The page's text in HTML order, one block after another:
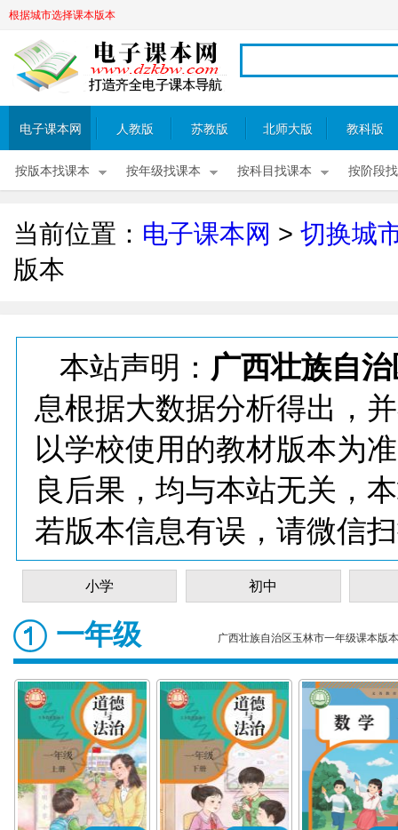
根据城市选择课本版本
电子课本网 人教版 苏教版 北师大版 教科版
按版本找课本 按年级找课本 按科目找课本 按阶段
当前位置： 电子课本网 > 切换城
版本
本站声明： 广西壮族自
息根据大数据分析得出，
以学校使用的教材版本为
良后果，均与本站无关，
若版本信息有误，请微信
小学 初中
一年级 广西壮族自治区玉林市一年级课本版本